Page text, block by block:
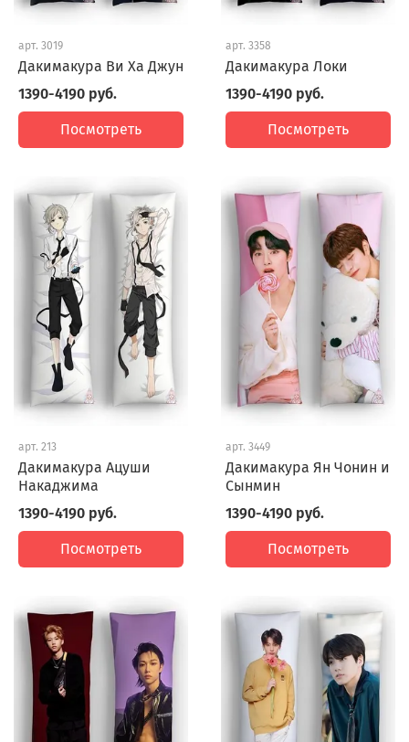
арт. 3019
Дакимакура Ви Ха Джун
1390-4190 руб.
Посмотреть
арт. 3358
Дакимакура Локи
1390-4190 руб.
Посмотреть
арт. 213
Дакимакура Ацуши
Накаджима
1390-4190 руб.
Посмотреть
арт. 3449
Дакимакура Ян Чонин и
Сынмин
1390-4190 руб.
Посмотреть